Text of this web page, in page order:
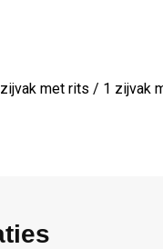
met rits / 1 zijvak